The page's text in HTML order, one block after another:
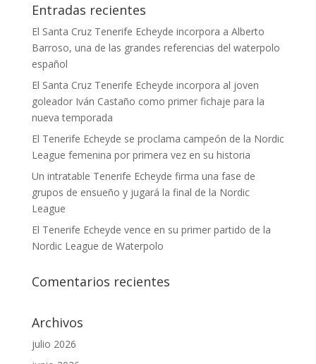
Entradas recientes
El Santa Cruz Tenerife Echeyde incorpora a Alberto
Barroso, una de las grandes referencias del waterpolo
español
El Santa Cruz Tenerife Echeyde incorpora al joven
goleador Iván Castaño como primer fichaje para la
nueva temporada
El Tenerife Echeyde se proclama campeón de la Nordic
League femenina por primera vez en su historia
Un intratable Tenerife Echeyde firma una fase de
grupos de ensueño y jugará la final de la Nordic
League
El Tenerife Echeyde vence en su primer partido de la
Nordic League de Waterpolo
Comentarios recientes
Archivos
julio 2026